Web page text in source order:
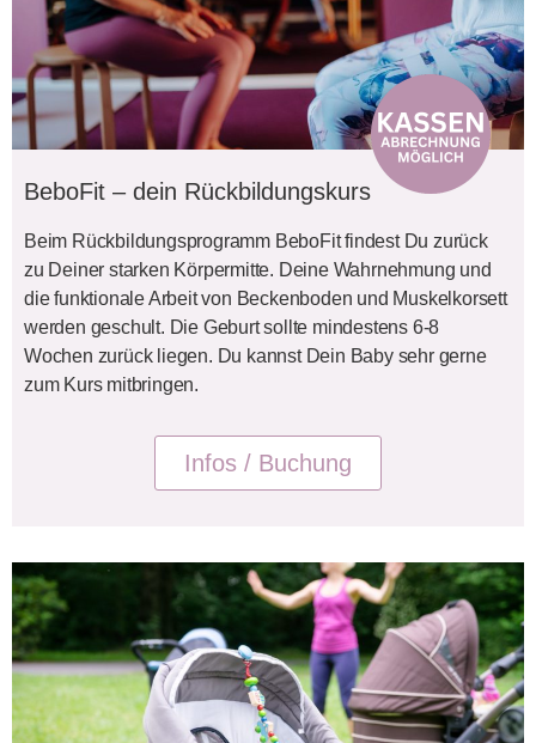
BeboFit – dein Rückbildungskurs
Beim Rückbildungsprogramm BeboFit findest Du zurück
zu Deiner starken Körpermitte. Deine Wahrnehmung und
die funktionale Arbeit von Beckenboden und Muskelkorsett
werden geschult. Die Geburt sollte mindestens 6-8
Wochen zurück liegen. Du kannst Dein Baby sehr gerne
zum Kurs mitbringen.
Infos / Buchung